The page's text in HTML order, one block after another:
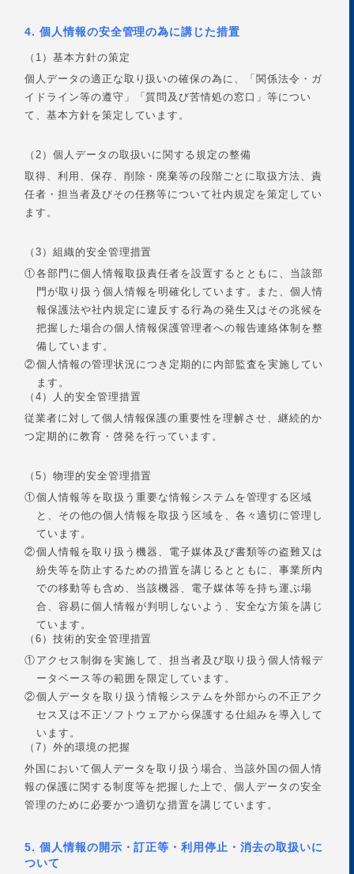
4. 個人情報の安全管理の為に講じた措置
（1）基本方針の策定
個人データの適正な取り扱いの確保の為に、「関係法令・ガ
イドライン等の遵守」「質問及び苦情処の窓口」等につい
て、基本方針を策定しています。
（2）個人データの取扱いに関する規定の整備
取得、利用、保存、削除・廃棄等の段階ごとに取扱方法、責
任者・担当者及びその任務等について社内規定を策定してい
ます。
（3）組織的安全管理措置
①各部門に個人情報取扱責任者を設置するとともに、当該部
門が取り扱う個人情報を明確化しています。また、個人情
報保護法や社内規定に違反する行為の発生又はその兆候を
把握した場合の個人情報保護管理者への報告連絡体制を整
備しています。
②個人情報の管理状況につき定期的に内部監査を実施してい
ます。
（4）人的安全管理措置
従業者に対して個人情報保護の重要性を理解させ、継続的か
つ定期的に教育・啓発を行っています。
（5）物理的安全管理措置
①個人情報等を取扱う重要な情報システムを管理する区域
と、その他の個人情報を取扱う区域を、各々適切に管理し
ています。
②個人情報を取り扱う機器、電子媒体及び書類等の盗難又は
紛失等を防止するための措置を講じるとともに、事業所内
での移動等も含め、当該機器、電子媒体等を持ち運ぶ場
合、容易に個人情報が判明しないよう、安全な方策を講じ
ています。
（6）技術的安全管理措置
① アクセス制御を実施して、担当者及び取り扱う個人情報デ
ータベース等の範囲を限定しています。
②個人データを取り扱う情報システムを外部からの不正アク
セス又は不正ソフトウェアから保護する仕組みを導入して
います。
（7）外的環境の把握
外国において個人データを取り扱う場合、当該外国の個人情
報の保護に関する制度等を把握した上で、個人データの安全
管理のために必要かつ適切な措置を講じています。
5. 個人情報の開示・訂正等・利用停止・消去の取扱いに
ついて